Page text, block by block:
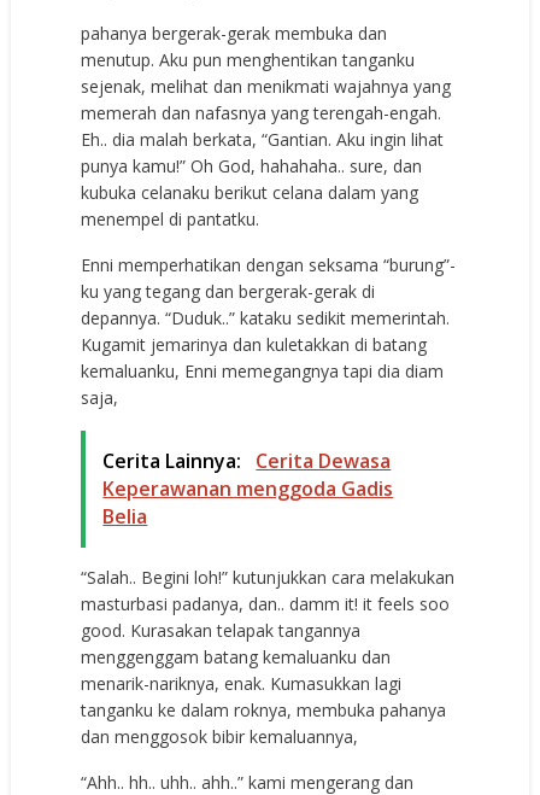
pahanya bergerak-gerak membuka dan
menutup. Aku pun menghentikan tanganku
sejenak, melihat dan menikmati wajahnya yang
memerah dan nafasnya yang terengah-engah.
Eh.. dia malah berkata, “Gantian. Aku ingin lihat
punya kamu!” Oh God, hahahaha.. sure, dan
kubuka celanaku berikut celana dalam yang
menempel di pantatku.
Enni memperhatikan dengan seksama “burung”-
ku yang tegang dan bergerak-gerak di
depannya. “Duduk..” kataku sedikit memerintah.
Kugamit jemarinya dan kuletakkan di batang
kemaluanku, Enni memegangnya tapi dia diam
saja,
Cerita Lainnya:
Cerita Dewasa
Keperawanan menggoda Gadis
Belia
“Salah.. Begini loh!” kutunjukkan cara melakukan
masturbasi padanya, dan.. damm it! it feels soo
good. Kurasakan telapak tangannya
menggenggam batang kemaluanku dan
menarik-nariknya, enak. Kumasukkan lagi
tanganku ke dalam roknya, membuka pahanya
dan menggosok bibir kemaluannya,
“Ahh.. hh.. uhh.. ahh..” kami mengerang dan